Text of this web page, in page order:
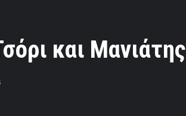
και Μανιάτης